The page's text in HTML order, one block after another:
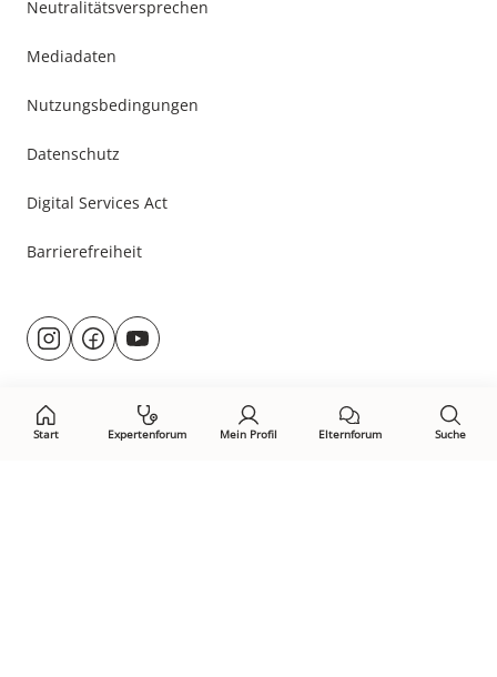
Start Expertenforum Mein Profil Elternforum Suche
Neutralitätsversprechen
Mediadaten
Nutzungsbedingungen
Datenschutz
Digital Services Act
Barrierefreiheit
Besuche
uns@rund.ums.baby
facebook.com/rundumsbaby.de
youtube.com/@rundumsbaby_